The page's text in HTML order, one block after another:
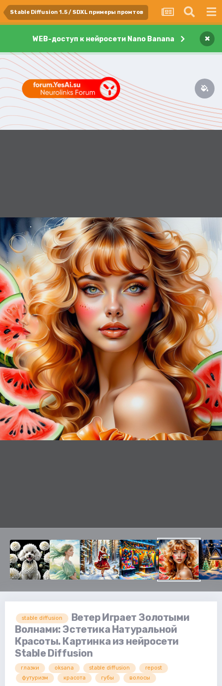
Stable Diffusion 1.5 / SDXL примеры промтов
WEB-доступ к нейросети Nano Banana ×
stable diffusion
Ветер Играет Золотыми
Волнами: Эстетика Натуральной
Красоты. Картинка из нейросети
Stable Diffusion
глазки oksana stable diffusion
repost
футуризм
красота губы волосы